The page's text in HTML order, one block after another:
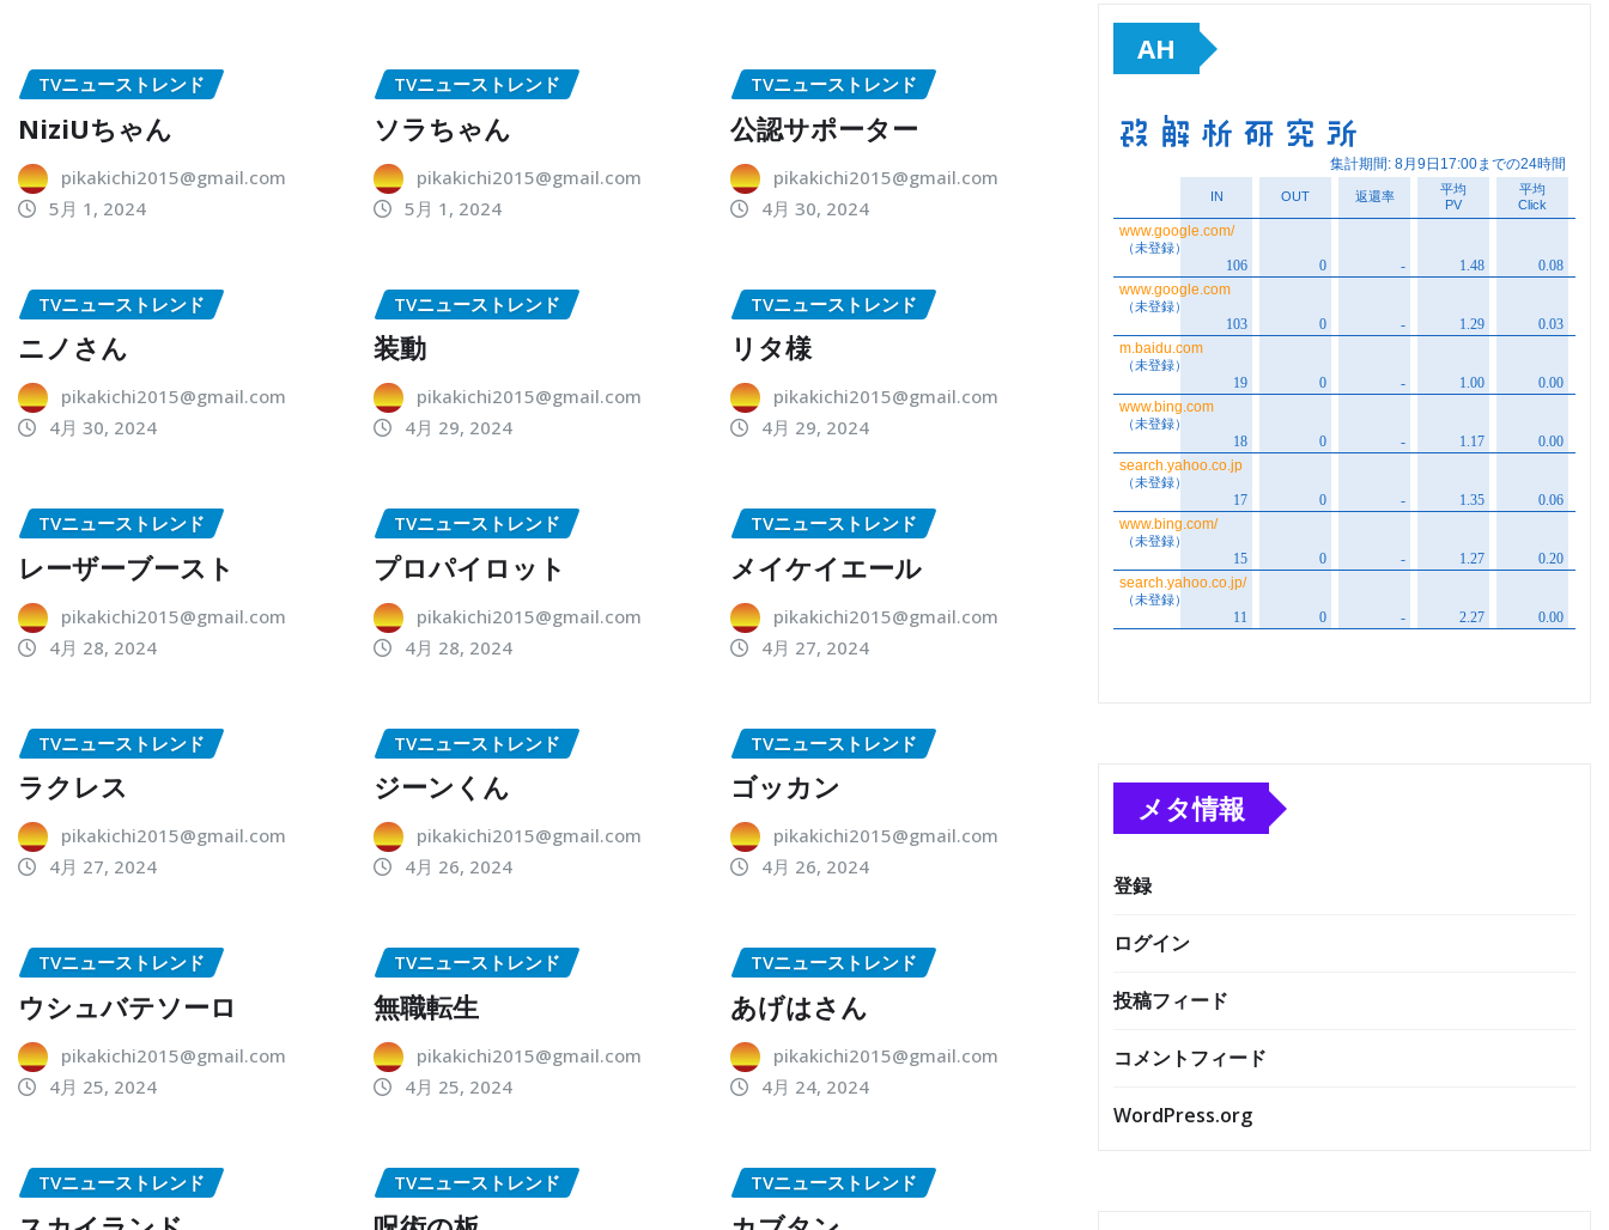
TVニューストレンド
NiziUちゃん
pikakichi2015@gmail.com
5月 1, 2024
TVニューストレンド
ソラちゃん
pikakichi2015@gmail.com
5月 1, 2024
TVニューストレンド
公認サポーター
pikakichi2015@gmail.com
4月 30, 2024
TVニューストレンド
ニノさん
pikakichi2015@gmail.com
4月 30, 2024
TVニューストレンド
装動
pikakichi2015@gmail.com
4月 29, 2024
TVニューストレンド
リタ様
pikakichi2015@gmail.com
4月 29, 2024
TVニューストレンド
レーザーブースト
pikakichi2015@gmail.com
4月 28, 2024
TVニューストレンド
プロパイロット
pikakichi2015@gmail.com
4月 28, 2024
TVニューストレンド
メイケイエール
pikakichi2015@gmail.com
4月 27, 2024
TVニューストレンド
ラクレス
pikakichi2015@gmail.com
4月 27, 2024
TVニューストレンド
ジーンくん
pikakichi2015@gmail.com
4月 26, 2024
TVニューストレンド
ゴッカン
pikakichi2015@gmail.com
4月 26, 2024
TVニューストレンド
ウシュバテソーロ
pikakichi2015@gmail.com
4月 25, 2024
TVニューストレンド
無職転生
pikakichi2015@gmail.com
4月 25, 2024
TVニューストレンド
あげはさん
pikakichi2015@gmail.com
4月 24, 2024
TVニューストレンド TVニューストレンド TVニューストレンド
AH
メタ情報
登録
ログイン
投稿フィード
コメントフィード
WordPress.org